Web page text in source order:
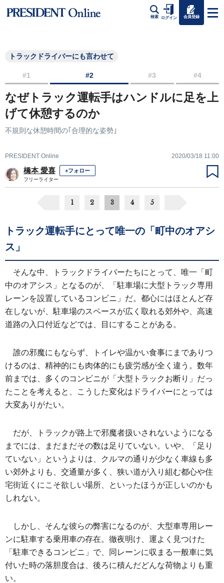
検索 ログイン 会員登録
トラックドライバーにも言わせて
#1 #2 #3 #4
なぜトラック運転手はハンドルに足を上
げて休憩するのか
不規則な休憩時間の｢合理的な姿勢｣
PRESIDENT Online 2020/03/18 11:00
橋本 愛喜 +フォロー
フリーライター
1 2 3 4 5
トラック運転手にとって唯一の「町中のオアシ
ス」
そんな中、トラックドライバーたちにとって、唯一「町
中のオアシス」となるのが、「駐車場に大型トラック専用
レーンを設置しているコンビニ」だ。都心にはほとんど存
在しないが、駐車場のスペースが広く取れる郊外や、高速
道路の入口付近などでは、目にすることがある。
誰の邪魔にもならず、トイレや温かい食事にまでありつ
けるのは、精神的にも肉体的にも疲労感が全く違う。数年
前までは、多くのコンビニが「大型トラックお断り」だっ
たことを考えると、こうした変化はドライバーにとっては
大変ありがたい。
だが、トラックが路上で邪魔者扱いされないようになる
までには、まだまだその数は足りていない。いや、「足り
ていない」というよりは、クルマの通りが少なく車線も多
い郊外よりも、交通量が多く、狭い道が入り組む都心や住
宅街近くにこそ欲しい場所、といったほうが正しいのかも
しれない。
しかし、そんな彼らの弊害になるのが、大型車専用レー
ンに駐車する乗用車の存在。徹夜明け、運よく見つけた
「駐車できるコンビニ」で、同レーンに収まる一般車に気
付いた時の落胆度合は、後ろに積んだどんな荷物よりも重
い。